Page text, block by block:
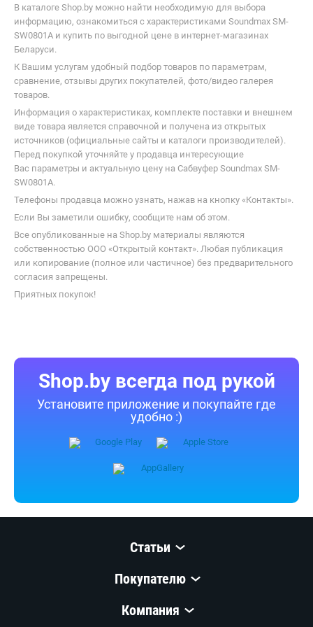
подвели: ни скрипов, ни люфтов,
ни выгоревших катушек. Звук
теплый, музыкальный, без
«цифровой» резкости. Если у вас
тоже старая магнитола – сразу
планируйте апгрейд, а если есть
усилитель берите не раздумывая.
В каталоге Shop.by можно найти необходимую для выбора
информацию, ознакомиться с характеристиками Soundmax SM-
SW0801A и купить по выгодной цене в интернет-магазинах
Беларуси.
К Вашим услугам удобный подбор товаров по параметрам,
сравнение, отзывы других покупателей, фото/видео галерея
товаров.
Информация о характеристиках, комплекте поставки и внешнем
виде товара является справочной и получена из открытых
источников (официальные сайты и каталоги производителей).
Перед покупкой уточняйте у продавца интересующие
Вас параметры и актуальную цену на Сабвуфер Soundmax SM-
SW0801A.
Телефоны продавца можно узнать, нажав на кнопку «Контакты».
Если Вы заметили ошибку, сообщите нам об этом.
Все опубликованные на Shop.by материалы являются
собственностью ООО «Открытый контакт». Любая публикация
или копирование (полное или частичное) без предварительного
согласия запрещены.
Приятных покупок!
Shop.by всегда под рукой
Установите приложение и покупайте где
удобно :)
Статьи
Покупателю
Компания